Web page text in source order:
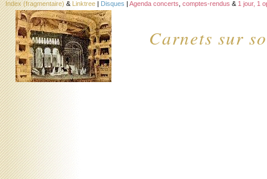
Carnets sur
Index (fragmentaire) & Linktree | Disques | Agenda concerts comptes-rendus & 1 jour, 1